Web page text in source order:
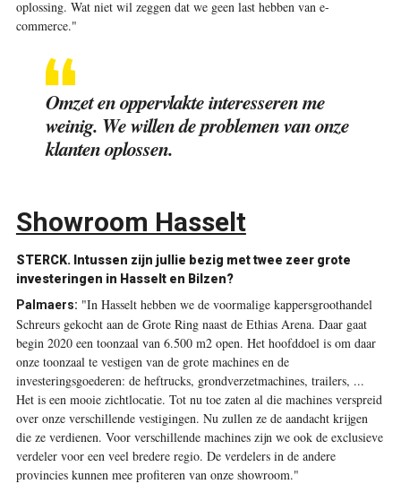
oplossing. Wat niet wil zeggen dat we geen last hebben van e-
commerce."
Omzet en oppervlakte interesseren me
weinig. We willen de problemen van onze
klanten oplossen.
Showroom Hasselt
STERCK. Intussen zijn jullie bezig met twee zeer grote
investeringen in Hasselt en Bilzen?
Palmaers: "In Hasselt hebben we de voormalige kappersgroothandel
Schreurs gekocht aan de Grote Ring naast de Ethias Arena. Daar gaat
begin 2020 een toonzaal van 6.500 m2open. Het hoofddoel is om daar
onze toonzaal te ­vestigen van de grote machines en de
investeringsgoederen: de heftrucks, grondverzetmachines, trailers, ...
Het is een mooie zichtlocatie. Tot nu toe zaten al die machines verspreid
over onze verschillende vestigingen. Nu zullen ze de aandacht krijgen
die ze verdienen. Voor verschillende machines zijn we ook de exclusieve
verdeler voor een veel bredere regio. De verdelers in de andere
provincies kunnen mee ­profiteren van onze showroom."